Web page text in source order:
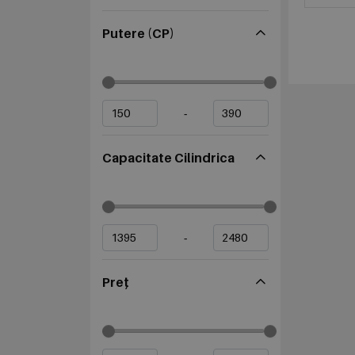
Putere (CP)
-
Capacitate Cilindrica
-
Preț